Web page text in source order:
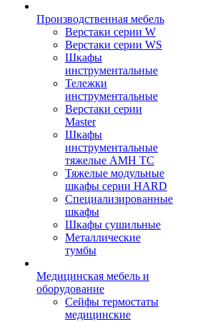
Производственная мебель
Верстаки серии W
Верстаки серии WS
Шкафы
инструментальные
Тележки
инструментальные
Верстаки серии
Master
Шкафы
инструментальные
тяжелые AMH TC
Тяжелые модульные
шкафы серии HARD
Cпециализированные
шкафы
Шкафы сушильные
Металлические
тумбы
Медицинская мебель и
оборудование
Сейфы термостаты
медицинские